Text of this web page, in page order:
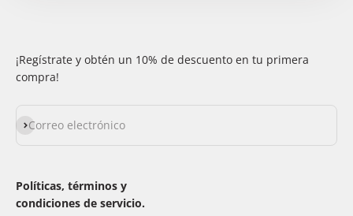
¡Regístrate y obtén un 10% de descuento en tu primera
compra!
Correo electrónico
Suscribirse
Políticas, términos y
condiciones de servicio.